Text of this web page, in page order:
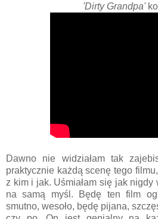
'Dirty Grandpa'
Dawno nie widziałam tak
praktycznie każdą scenę tego
z kim i jak. Uśmiałam się jak
na samą myśl. Będę ten film
smutno, wesoło, będę pijana,